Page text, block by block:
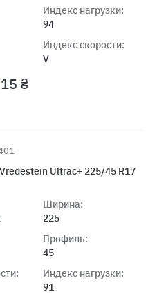
Индекс нагрузки:
94
Индекс скорости:
V
₴
Ultrac+ 225/45 R17
Ширина:
225
Профиль:
45
Индекс нагрузки:
91